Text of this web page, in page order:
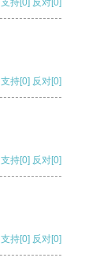
支持[0] 反对[0]
支持[0] 反对[0]
支持[0] 反对[0]
支持[0] 反对[0]